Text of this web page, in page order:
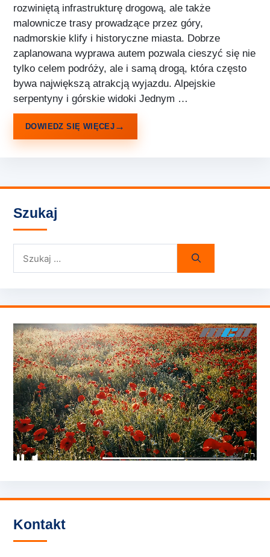
rozwiniętą infrastrukturę drogową, ale także
malownicze trasy prowadzące przez góry,
nadmorskie klify i historyczne miasta. Dobrze
zaplanowana wyprawa autem pozwala cieszyć się nie
tylko celem podróży, ale i samą drogą, która często
bywa największą atrakcją wyjazdu. Alpejskie
serpentyny i górskie widoki Jednym …
DOWIEDZ SIĘ WIĘCEJ
Szukaj
Kontakt